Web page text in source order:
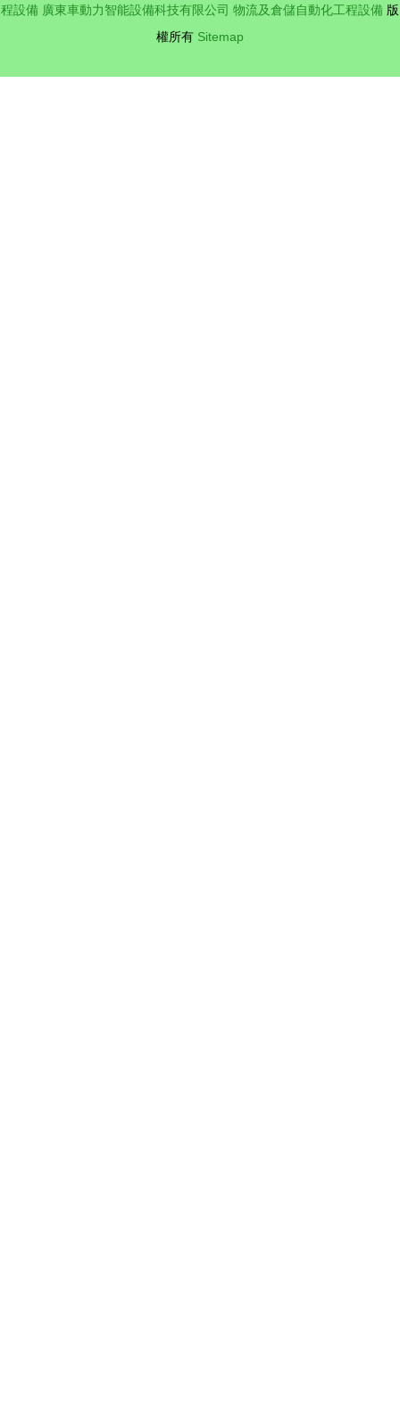
程設備 廣東車動力智能設備科技有限公司 物流及倉儲自動化工程設備 版
權所有 Sitemap